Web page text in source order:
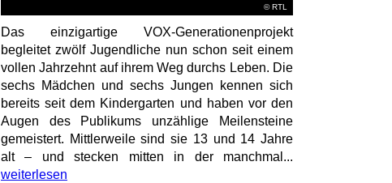
©RTL
Das einzigartige VOX-Generationenprojekt
begleitet zwölf Jugendliche nun schon seit einem
vollen Jahrzehnt auf ihrem Weg durchs Leben. Die
sechs Mädchen und sechs Jungen kennen sich
bereits seit dem Kindergarten und haben vor den
Augen des Publikums unzählige Meilensteine
gemeistert. Mittlerweile sind sie 13 und 14 Jahre
alt – und stecken mitten in der manchmal...
weiterlesen